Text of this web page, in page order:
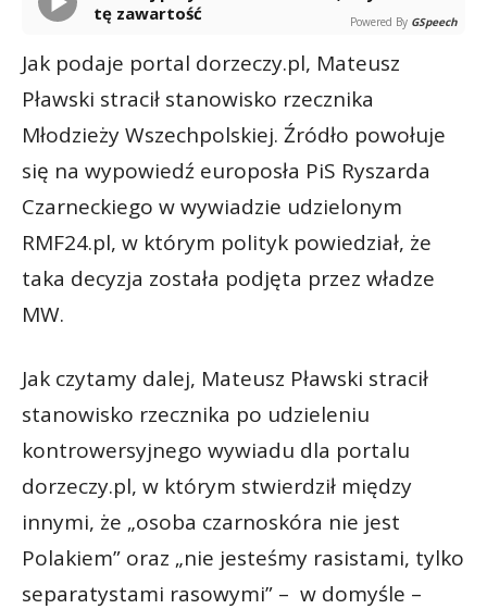
tę zawartość
Powered By GSpeech
Jak podaje portal dorzeczy.pl, Mateusz
Pławski stracił stanowisko rzecznika
Młodzieży Wszechpolskiej. Źródło powołuje
się na wypowiedź europosła PiS Ryszarda
Czarneckiego w wywiadzie udzielonym
RMF24.pl, w którym polityk powiedział, że
taka decyzja została podjęta przez władze
MW.
Jak czytamy dalej, Mateusz Pławski stracił
stanowisko rzecznika po udzieleniu
kontrowersyjnego wywiadu dla portalu
dorzeczy.pl, w którym stwierdził między
innymi, że „osoba czarnoskóra nie jest
Polakiem” oraz „nie jesteśmy rasistami, tylko
separatystami rasowymi” – w domyśle –